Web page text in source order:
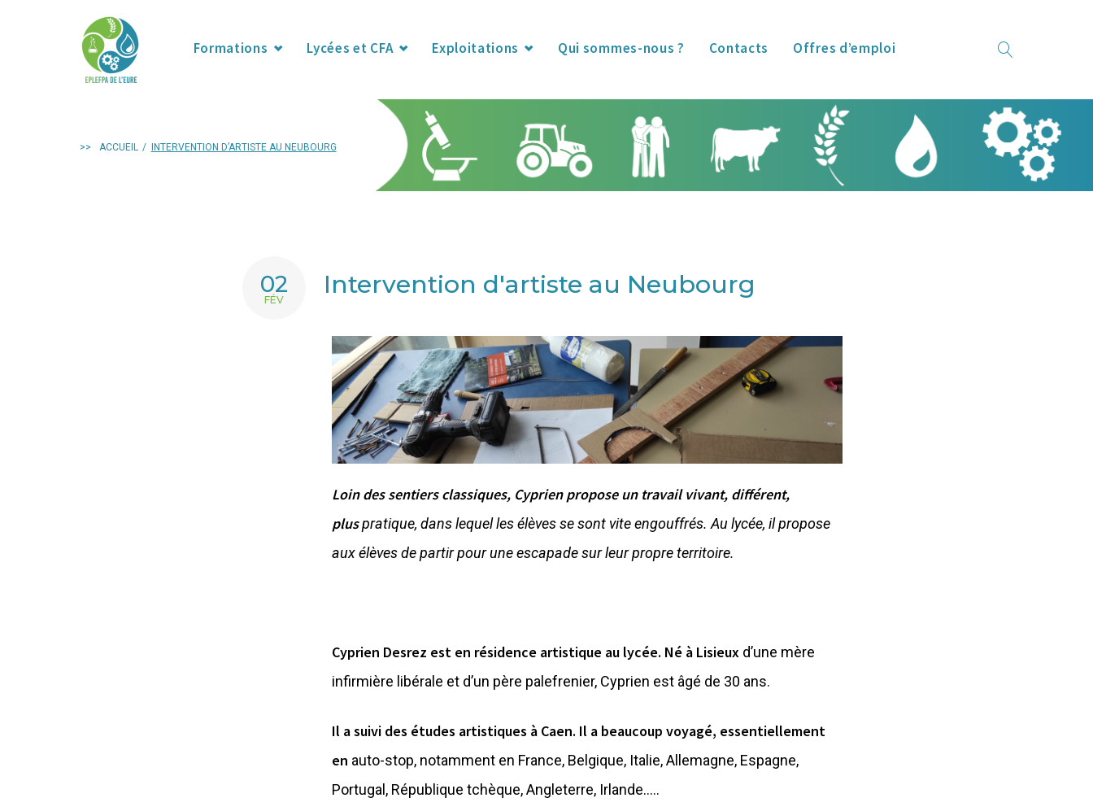
Formations Lycées et CFA Exploitations Qui sommes-nous ? Contacts Offres d’emploi
>> ACCUEIL / INTERVENTION D’ARTISTE AU NEUBOURG
02
FÉV
Intervention d'artiste au Neubourg
Loin des sentiers classiques, Cyprien propose un travail vivant, différent,
pluspratique, dans lequel les élèves se sont vite engouffrés. Au lycée, il propose
auxélèves de partir pour une escapade sur leur propre territoire.
Cyprien Desrez est en résidence artistique au lycée. Né à Lisieux d’une mère
infirmière libérale et d’un père palefrenier, Cyprien est âgé de 30 ans.
Il a suivi des études artistiques à Caen. Il a beaucoup voyagé, essentiellement
en auto-stop, notamment en France, Belgique, Italie, Allemagne, Espagne,
Portugal, République tchèque, Angleterre, Irlande…..